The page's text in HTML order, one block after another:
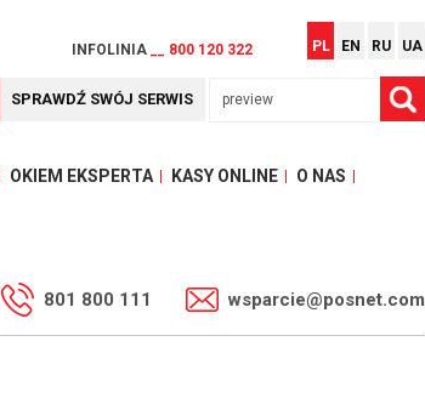
INFOLINIA __ 800 120 322 PL EN RU UA
SPRAWDŹ SWÓJ SERWIS
OKIEM EKSPERTA KASY ONLINE O NAS
801 800 111 wsparcie@posnet.com